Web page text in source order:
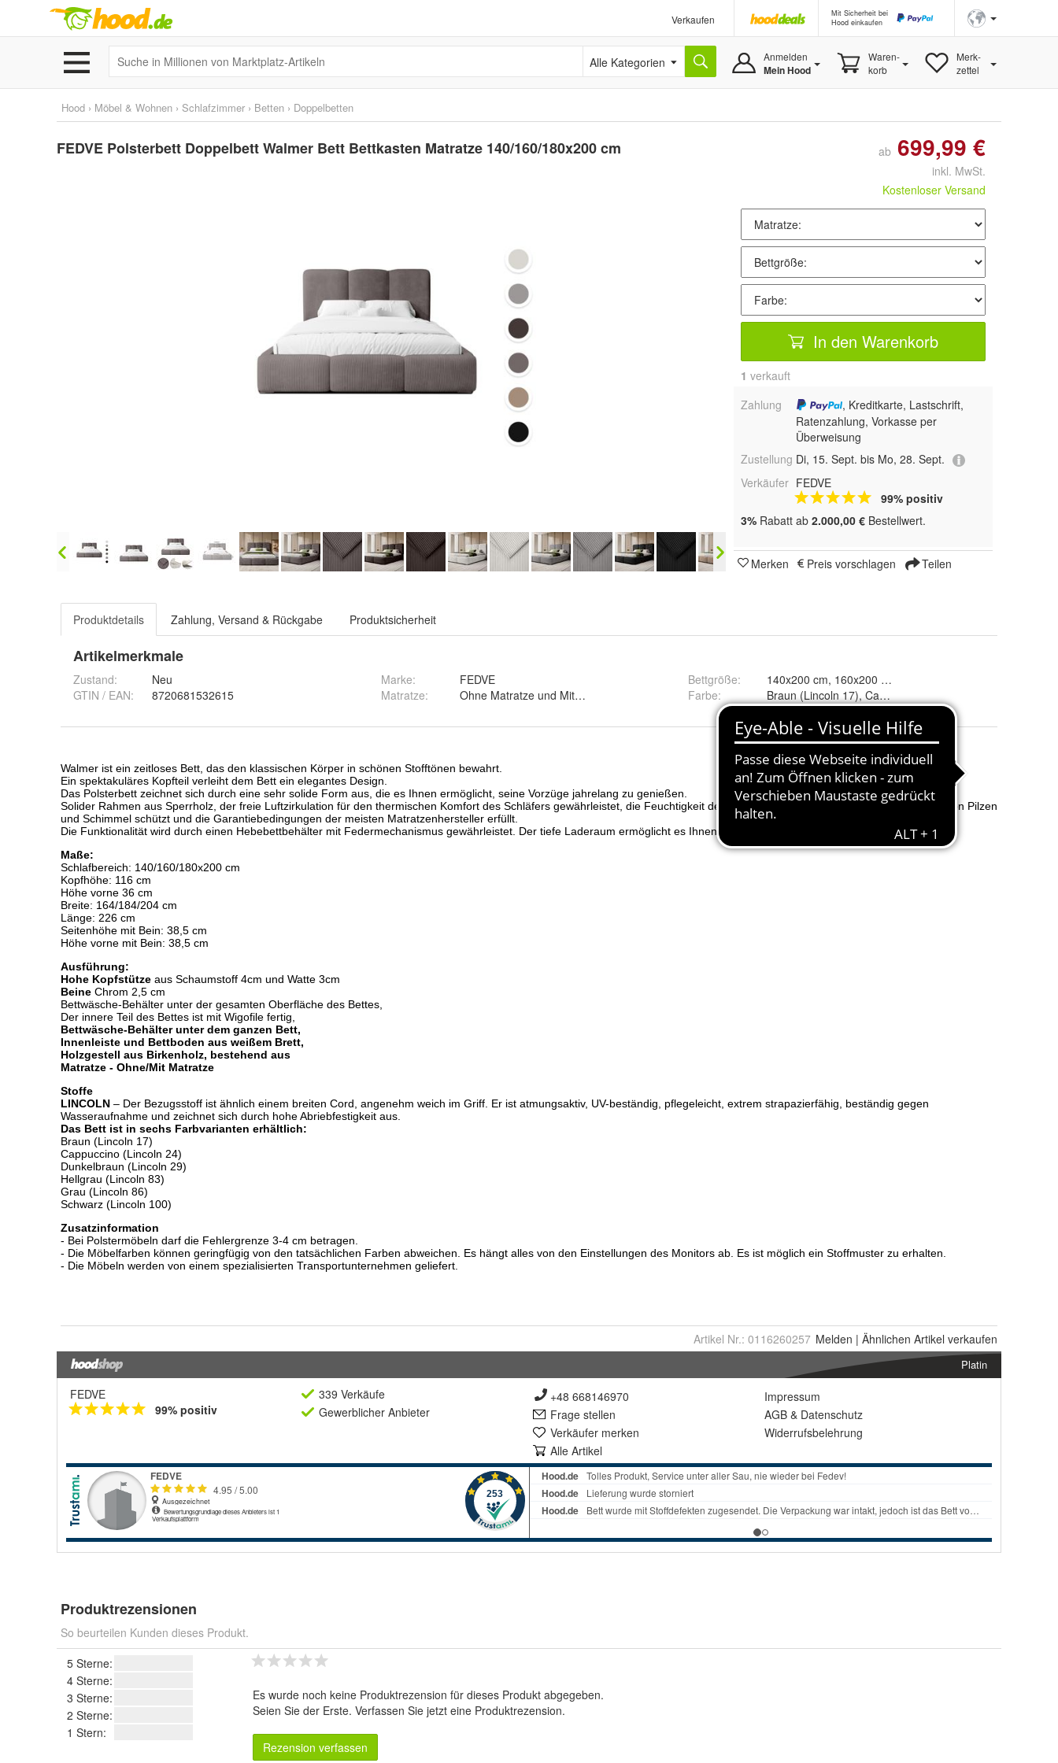
Verkaufen
Mit Sicherheit bei
Hood einkaufen
Alle Kategorien Anmelden
Mein Hood
Waren-
korb
Merk-
zettel
Hood › Möbel & Wohnen › Schlafzimmer › Betten › Doppelbetten
FEDVE Polsterbett Doppelbett Walmer Bett Bettkasten Matratze 140/160/180x200 cm ab 699,99 €
inkl. MwSt.
Kostenloser Versand
In den Warenkorb
1 verkauft
Zahlung
, Kreditkarte, Lastschrift,
Ratenzahlung, Vorkasse per
Überweisung
Zustellung Di, 15. Sept. bis Mo, 28. Sept.
Verkäufer FEDVE
99% positiv
3% Rabatt ab 2.000,00 € Bestellwert.
Merken Preis vorschlagen Teilen
Produktdetails Zahlung, Versand & Rückgabe Produktsicherheit
Artikelmerkmale
Zustand:
Neu
GTIN / EAN:
8720681532615
Marke:
FEDVE
Matratze: Ohne Matratze und Mit Matratze
Bettgröße:
Farbe: Braun (Lincoln 17), Cappuccino (Lincoln 24),
Artikel Nr.: 0116260257 Melden | Ähnlichen Artikel verkaufen
Platin
FEDVE
99% positiv
339 Verkäufe
Gewerblicher Anbieter
+48 668146970
Frage stellen
Verkäufer merken
Alle Artikel
Impressum
AGB & Datenschutz
Widerrufsbelehrung
Produktrezensionen
So beurteilen Kunden dieses Produkt.
5 Sterne:
4 Sterne:
3 Sterne:
2 Sterne:
1 Stern:
Es wurde noch keine Produktrezension für dieses Produkt abgegeben.
Seien Sie der Erste. Verfassen Sie jetzt eine Produktrezension.
Rezension verfassen